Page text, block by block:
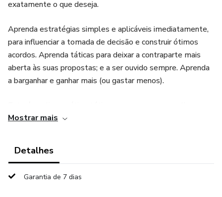
exatamente o que deseja.
Aprenda estratégias simples e aplicáveis imediatamente,
para influenciar a tomada de decisão e construir ótimos
acordos. Aprenda táticas para deixar a contraparte mais
aberta às suas propostas; e a ser ouvido sempre. Aprenda
a barganhar e ganhar mais (ou gastar menos).
suas habilidades de negociação e transformar objeções em
---------
Páginas: 108
Mostrar mais
Detalhes
Garantia de 7 dias